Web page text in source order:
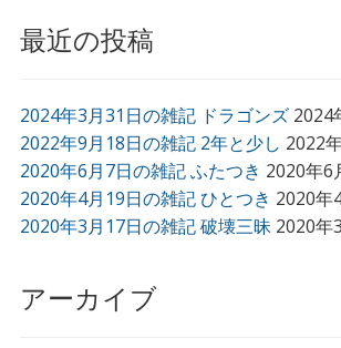
最近の投稿
2024年3月31日の雑記 ドラゴンズ 2024
2022年9月18日の雑記 2年と少し 2022
2020年6月7日の雑記 ふたつき 2020年6
2020年4月19日の雑記 ひとつき 2020年
2020年3月17日の雑記 破壊三昧 2020年
アーカイブ